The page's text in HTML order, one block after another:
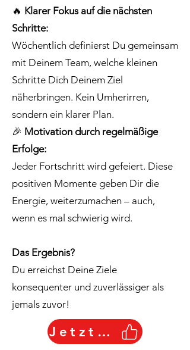
🔥 Klarer Fokus auf die nächsten
Schritte:
Wöchentlich definierst Du gemeinsam
mit Deinem Team, welche kleinen
Schritte Dich Deinem Ziel
näherbringen. Kein Umherirren,
sondern ein klarer Plan.
🎉 Motivation durch regelmäßige
Erfolge:
Jeder Fortschritt wird gefeiert. Diese
positiven Momente geben Dir die
Energie, weiterzumachen – auch,
wenn es mal schwierig wird.
Das Ergebnis?
Du erreichst Deine Ziele
konsequenter und zuverlässiger als
jemals zuvor!
Jetzt starten